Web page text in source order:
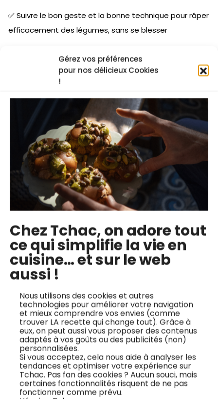
Gérez vos préférences
pour nos délicieux Cookies
!
Chez Tchac, on adore tout
ce qui simplifie la vie en
cuisine… et sur le web
aussi !
Nous utilisons des cookies et autres
technologies pour améliorer votre navigation
et mieux comprendre vos envies (comme
trouver LA recette qui change tout). Grâce à
eux, on peut aussi vous proposer des contenus
adaptés à vos goûts ou des publicités (non)
personnalisées.
Si vous acceptez, cela nous aide à analyser les
tendances et optimiser votre expérience sur
Tchac. Pas fan des cookies ? Aucun souci, mais
certaines fonctionnalités risquent de ne pas
fonctionner comme prévu.
✅ Suivre le bon geste et la bonne technique pour râper
efficacement des légumes, sans se blesser
✅ Transformer des restes de légumes en délicieux
Je regarde la recette vidéo
Les cours en ligne du chef
Sandwich focaccia
et guacamole de
brocoli
Découvrez la recette
Focaccia et
Sandwich au
de légume
Découvrez le
sandwich au beignet
de légumes de Chloé